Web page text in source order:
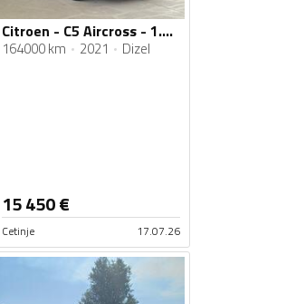
Citroen - C5 Aircross - 1.5 HDI - 130 KS
164000 km 2021 Dizel
15 450€
Cetinje 17.07.26